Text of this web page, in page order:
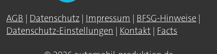
AGB | Datenschutz | Impressum | BFSG-Hinweise |
Datenschutz-Einstellungen | Kontakt | Facts